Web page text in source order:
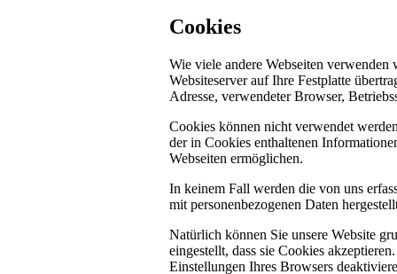
Cookies
Wie viele andere Webseiten
Websiteserver auf Ihre Festplatte
Adresse, verwendeter Browser,
Cookies können nicht verwendet
der in Cookies enthaltenen
Webseiten ermöglichen.
In keinem Fall werden die von uns
mit personenbezogenen Daten
Natürlich können Sie unsere Website
eingestellt, dass sie Cookies
Einstellungen Ihres Browsers